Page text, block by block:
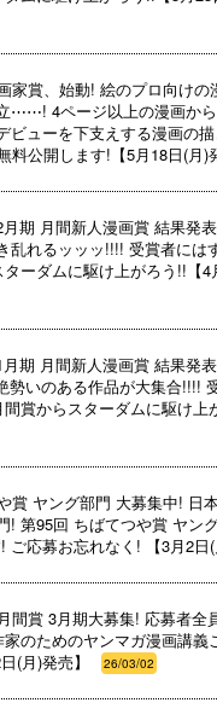
家賞、始動! 絵のプロ向け
⋯⋯! 4ページ以上の漫画か
ビューを下支えする漫画の
公開します!【5月18日(月)
月期 月間新人漫画賞 結果発
乱れるッッッ!!!! 受賞者には
ーダムに駆け上がろう!!【4
月期 月間新人漫画賞 結果発
勢いのある作品が大集合!!!!
賞からスターダムに駆け上
賞 ヤング部門 大募集中! 日
! 第95回 ちばてつや賞 ヤン
ご応募お忘れなく! 【3月2日(
間賞 3月期大募集! 応募者
のためのヤンマガ漫画講義
(月)発売】
26/03/02